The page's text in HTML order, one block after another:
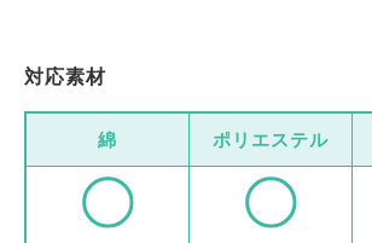
対応素材
綿 ポリエステル